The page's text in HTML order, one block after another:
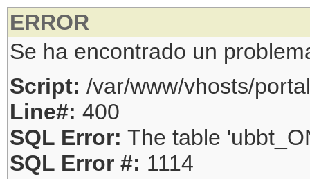
ERROR
Se ha encontrado un
Script: /var/www/vhosts/
Line#: 400
SQL Error: The table
SQL Error #: 1114